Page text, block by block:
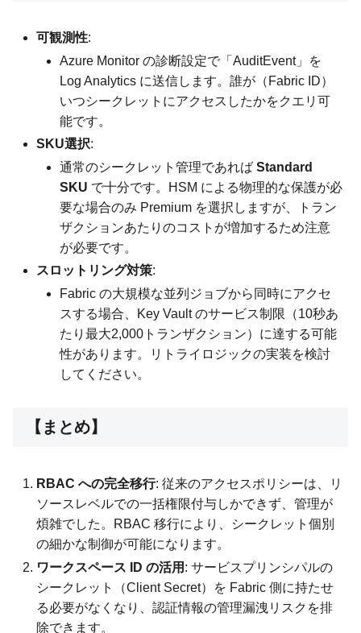
可観測性:
Azure Monitor の診断設定で「AuditEvent」を
Log Analytics に送信します。誰が（Fabric ID）
いつシークレットにアクセスしたかをクエリ可
能です。
SKU選択:
通常のシークレット管理であればStandard
SKU で十分です。HSM による物理的な保護が必
要な場合のみ Premium を選択しますが、トラン
ザクションあたりのコストが増加するため注意
が必要です。
スロットリング対策:
Fabric の大規模な並列ジョブから同時にアクセ
スする場合、Key Vault のサービス制限（10秒あ
たり最大2,000トランザクション）に達する可能
性があります。リトライロジックの実装を検討
してください。
【まとめ】
RBAC への完全移行: 従来のアクセスポリシーは、リ
ソースレベルでの一括権限付与しかできず、管理が
煩雑でした。RBAC 移行により、シークレット個別
の細かな制御が可能になります。
ワークスペース ID の活用 : サービスプリンシパルの
シークレット（Client Secret）を Fabric 側に持たせ
る必要がなくなり、認証情報の管理漏洩リスクを排
除できます。